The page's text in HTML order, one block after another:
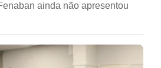
ainda não apresentou